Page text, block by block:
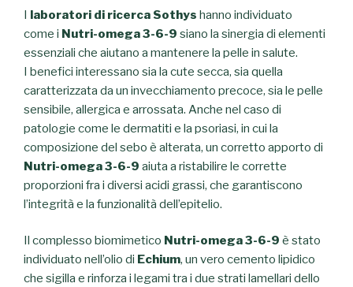
I laboratori di ricerca Sothys hanno individuato
come i Nutri-omega 3-6-9 siano la sinergia di elementi
essenziali che aiutano a mantenere la pelle in salute.
I benefici interessano sia la cute secca, sia quella
caratterizzata da un invecchiamento precoce, sia le pelle
sensibile, allergica e arrossata. Anche nel caso di
patologie come le dermatiti e la psoriasi, in cui la
composizione del sebo è alterata, un corretto apporto di
Nutri-omega 3-6-9 aiuta a ristabilire le corrette
proporzioni fra i diversi acidi grassi, che garantiscono
l’integrità e la funzionalità dell’epitelio.
Il complesso biomimetico Nutri-omega 3-6-9 è stato
individuato nell’olio di Echium, un vero cemento lipidico
che sigilla e rinforza i legami tra i due strati lamellari dello